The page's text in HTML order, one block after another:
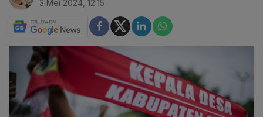
3 Mei 2024, 12:15